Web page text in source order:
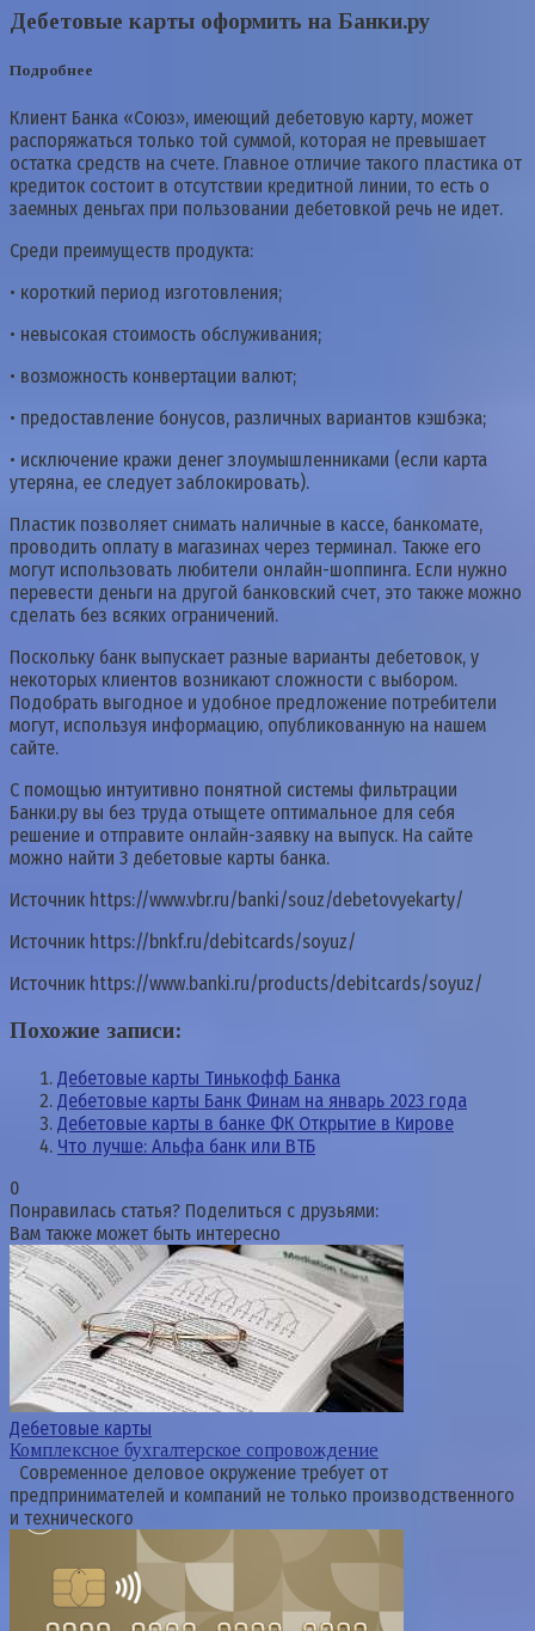
Дебетовые карты оформить на Банки.ру
Подробнее
Клиент Банка «Союз», имеющий дебетовую карту, может
распоряжаться только той суммой, которая не превышает
остатка средств на счете. Главное отличие такого пластика от
кредиток состоит в отсутствии кредитной линии, то есть о
заемных деньгах при пользовании дебетовкой речь не идет.
Среди преимуществ продукта:
• короткий период изготовления;
• невысокая стоимость обслуживания;
• возможность конвертации валют;
• предоставление бонусов, различных вариантов кэшбэка;
• исключение кражи денег злоумышленниками (если карта
утеряна, ее следует заблокировать).
Пластик позволяет снимать наличные в кассе, банкомате,
проводить оплату в магазинах через терминал. Также его
могут использовать любители онлайн-шоппинга. Если нужно
перевести деньги на другой банковский счет, это также можно
сделать без всяких ограничений.
Поскольку банк выпускает разные варианты дебетовок, у
некоторых клиентов возникают сложности с выбором.
Подобрать выгодное и удобное предложение потребители
могут, используя информацию, опубликованную на нашем
сайте.
С помощью интуитивно понятной системы фильтрации
Банки.ру вы без труда отыщете оптимальное для себя
решение и отправите онлайн-заявку на выпуск. На сайте
можно найти 3 дебетовые карты банка.
Источник https://www.vbr.ru/banki/souz/debetovyekarty/
Источник https://bnkf.ru/debitcards/soyuz/
Источник https://www.banki.ru/products/debitcards/soyuz/
Похожие записи:
Дебетовые карты Тинькофф Банка
Дебетовые карты Банк Финам на январь 2023 года
Дебетовые карты в банке ФК Открытие в Кирове
Что лучше: Альфа банк или ВТБ
0
Понравилась статья? Поделиться с друзьями:
Вам также может быть интересно
Дебетовые карты
Комплексное бухгалтерское сопровождение
Современное деловое окружение требует от
предпринимателей и компаний не только производственного
и технического